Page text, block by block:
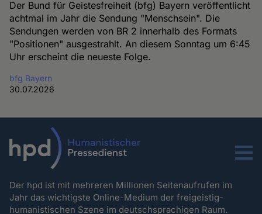
Der Bund für Geistesfreiheit (bfg) Bayern veröffentlicht
achtmal im Jahr die Sendung "Menschsein". Die
Sendungen werden von BR 2 innerhalb des Formats
"Positionen" ausgestrahlt. An diesem Sonntag um 6:45
Uhr erscheint die neueste Folge.
bfg Bayern
30.07.2026
Menu
Der hpd ist mit mehreren Millionen Seitenaufrufen im
Jahr das wichtigste Online-Medium der freigeistig-
humanistischen Szene im deutschsprachigen Raum.